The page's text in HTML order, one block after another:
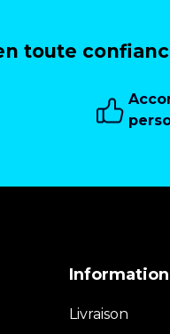
toute
Livraison